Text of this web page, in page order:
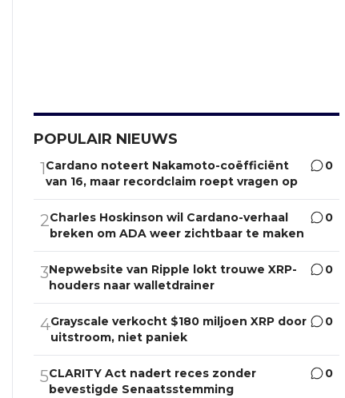
POPULAIR NIEUWS
1Cardano noteert Nakamoto-coëfficiënt
van 16, maar recordclaim roept vragen op
0
2Charles Hoskinson wil Cardano-verhaal
breken om ADA weer zichtbaar te maken
0
3Nepwebsite van Ripple lokt trouwe XRP-
houders naar walletdrainer
0
4Grayscale verkocht $180 miljoen XRP door
uitstroom, niet paniek
0
5CLARITY Act nadert reces zonder
bevestigde Senaatsstemming
0